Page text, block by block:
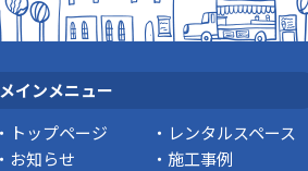
メインメニュー
トップページ
レンタルスペース
お知らせ
施工事例